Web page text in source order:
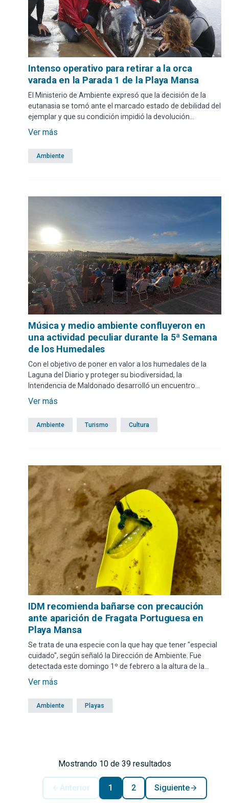
Intenso operativo para retirar a la orca
varada en la Parada 1 de la Playa Mansa
El Ministerio de Ambiente expresó que la decisión de la
eutanasia se tomó ante el marcado estado de debilidad del
ejemplar y que su condición impidió la devolución
inmediata al mar.
Ver más
Ambiente
Música y medio ambiente confluyeron en
una actividad peculiar durante la 5ª Semana
de los Humedales
Con el objetivo de poner en valor a los humedales de la
Laguna del Diario y proteger su biodiversidad, la
Intendencia de Maldonado desarrolló un encuentro
mágico en horas del atardecer del domingo 22 teniendo a
la Laguna del Diario como escenario y amenizando el
momento con la actuación de la Camerata de Cuerdas de
la Escuela Departamental de Música.
Ver más
Ambiente Turismo Cultura
IDM recomienda bañarse con precaución
ante aparición de Fragata Portuguesa en
Playa Mansa
Se trata de una especie con la que hay que tener "especial
cuidado", según señaló la Dirección de Ambiente. Fue
detectada este domingo 1º de febrero a la altura de la
Parada 31.
Ver más
Ambiente Playas
Mostrando 10 de 39 resultados
Anterior 1 2 Siguiente